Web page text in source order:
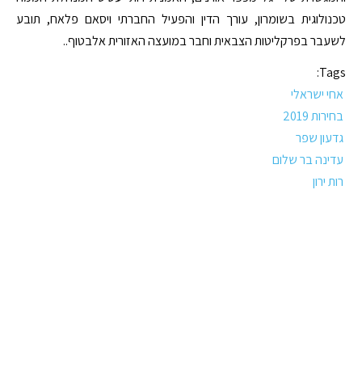
טכנולוגית בשומרון, עורך הדין והפעיל החברתי ויסאם פלאח, תובע
לשעבר בפרקליטות הצבאית וחבר במועצה האזורית אלבטוף..
Tags:
אחי ישראלי
בחירות 2019
גדעון שפר
עדינה בר שלום
רות ירון